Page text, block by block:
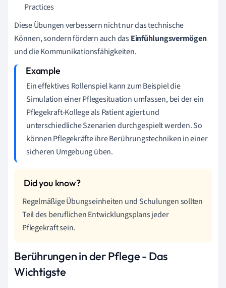
Practices
Diese Übungen verbessern nicht nur das technische
Können, sondern fördern auch dasEinfühlungsvermögen
und die Kommunikationsfähigkeiten.
Ein effektives Rollenspiel kann zum Beispiel die
Simulation einer Pflegesituation umfassen, bei der ein
Pflegekraft-Kollege als Patient agiert und
unterschiedliche Szenarien durchgespielt werden. So
können Pflegekräfte ihre Berührungstechniken in einer
sicheren Umgebung üben.
Regelmäßige Übungseinheiten und Schulungen sollten
Teil des beruflichen Entwicklungsplans jeder
Pflegekraft sein.
Berührungen in der Pflege - Das
Wichtigste